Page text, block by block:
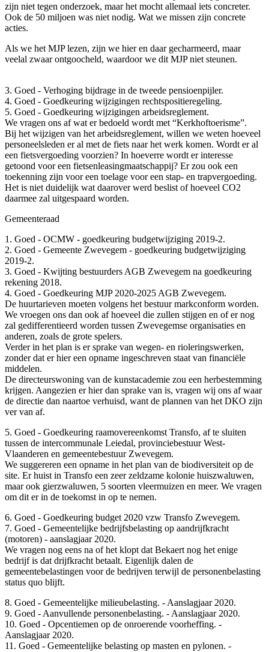
zijn niet tegen onderzoek, maar het mocht allemaal iets concreter.
Ook de 50 miljoen was niet nodig. Wat we missen zijn concrete
acties.
Als we het MJP lezen, zijn we hier en daar gecharmeerd, maar
veelal zwaar ontgoocheld, waardoor we dit MJP niet steunen.
3. Goed - Verhoging bijdrage in de tweede pensioenpijler.
4. Goed - Goedkeuring wijzigingen rechtspositieregeling.
5. Goed - Goedkeuring wijzigingen arbeidsreglement.
We vragen ons af wat er bedoeld wordt met “Kerkhoftoerisme”.
Bij het wijzigen van het arbeidsreglement, willen we weten hoeveel
personeelsleden er al met de fiets naar het werk komen. Wordt er al
een fietsvergoeding voorzien? In hoeverre wordt er interesse
getoond voor een fietsenleasingmaatschappij? Er zou ook een
toekenning zijn voor een toelage voor een stap- en trapvergoeding.
Het is niet duidelijk wat daarover werd beslist of hoeveel CO2
daarmee zal uitgespaard worden.
Gemeenteraad
1. Goed - OCMW - goedkeuring budgetwijziging 2019-2.
2. Goed - Gemeente Zwevegem - goedkeuring budgetwijziging
2019-2.
3. Goed - Kwijting bestuurders AGB Zwevegem na goedkeuring
rekening 2018.
4. Goed - Goedkeuring MJP 2020-2025 AGB Zwevegem.
De huurtarieven moeten volgens het bestuur markconform worden.
We vroegen ons dan ook af hoeveel die zullen stijgen en of er nog
zal gedifferentieerd worden tussen Zwevegemse organisaties en
anderen, zoals de grote spelers.
Verder in het plan is er sprake van wegen- en rioleringswerken,
zonder dat er hier een opname ingeschreven staat van financiële
middelen.
De directeurswoning van de kunstacademie zou een herbestemming
krijgen. Aangezien er hier dan sprake van is, vragen wij ons af waar
de directie dan naartoe verhuisd, want de plannen van het DKO zijn
ver van af.
5. Goed - Goedkeuring raamovereenkomst Transfo, af te sluiten
tussen de intercommunale Leiedal, provinciebestuur West-
Vlaanderen en gemeentebestuur Zwevegem.
We suggereren een opname in het plan van de biodiversiteit op de
site. Er huist in Transfo een zeer zeldzame kolonie huiszwaluwen,
maar ook gierzwaluwen, 5 soorten vleermuizen en meer. We vragen
om dit er in de toekomst in op te nemen.
6. Goed - Goedkeuring budget 2020 vzw Transfo Zwevegem.
7. Goed - Gemeentelijke bedrijfsbelasting op aandrijfkracht
(motoren) - aanslagjaar 2020.
We vragen nog eens na of het klopt dat Bekaert nog het enige
bedrijf is dat drijfkracht betaalt. Eigenlijk dalen de
gemeentebelastingen voor de bedrijven terwijl de personenbelasting
status quo blijft.
8. Goed - Gemeentelijke milieubelasting. - Aanslagjaar 2020.
9. Goed - Aanvullende personenbelasting. - Aanslagjaar 2020.
10. Goed - Opcentiemen op de onroerende voorheffing. -
Aanslagjaar 2020.
11. Goed - Gemeentelijke belasting op masten en pylonen. -